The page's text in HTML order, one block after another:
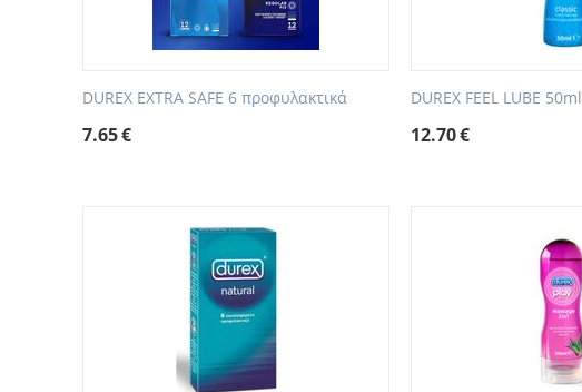
DUREX EXTRA SAFE 6 προφυλακτικά
7.65€
DUREX FEEL LUBE 50ml
12.70€